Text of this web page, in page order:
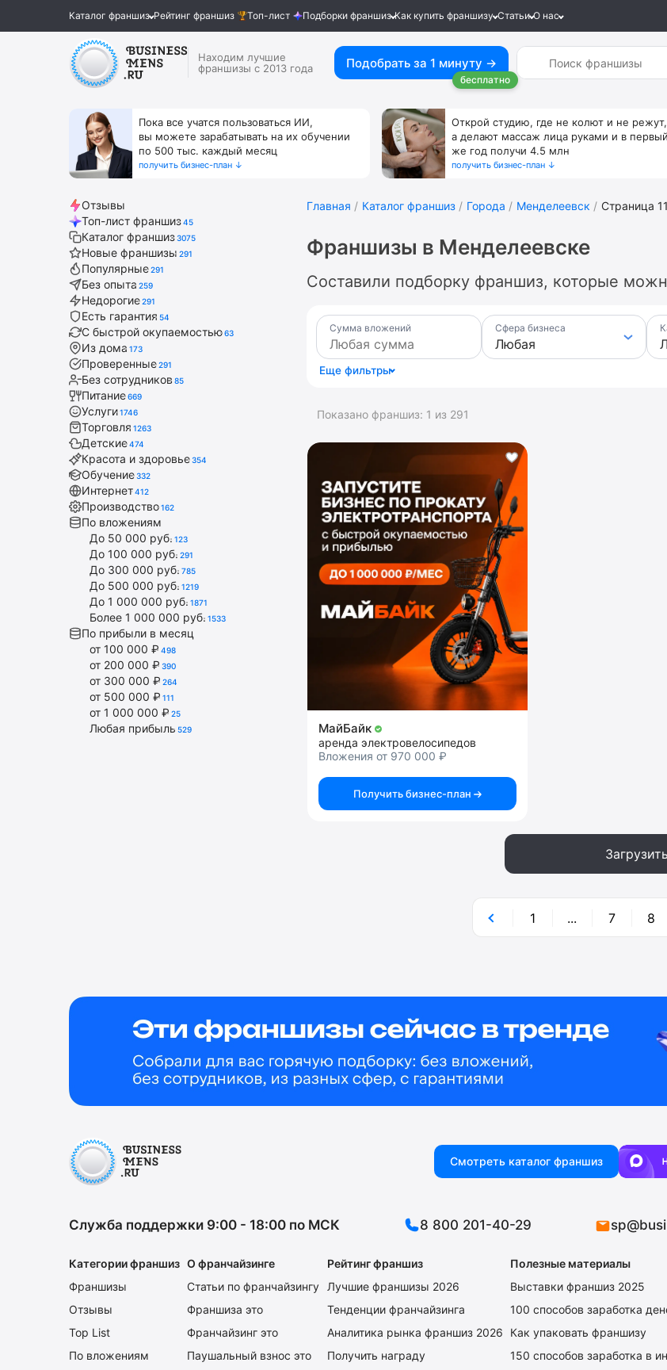
Каталог франшиз Рейтинг франшиз Топ-лист Подборки франшиз Как купить франшизу Статьи О нас
Находим лучшие
франшизы с 2013 года
Подобрать за 1 минуту →
бесплатно
Пока все учатся пользоваться ИИ,
вы можете зарабатывать на их обучении
по 500 тыс. каждый месяц
получить бизнес-план ↓
Открой студию, где не колют и не режут,
а делают массаж лица руками и в первый
же год получи 4.5 млн
получить бизнес-план ↓
Отзывы
Топ-лист франшиз45
Каталог франшиз3075
Новые франшизы 291
Популярные291
Без опыта 259
Недорогие291
Есть гарантия 54
С быстрой окупаемостью63
Из дома 173
Проверенные291
Без сотрудников 85
Питание669
Услуги1746
Торговля 1263
Детские474
Красота и здоровье354
Обучение332
Интернет412
Производство162
По вложениям
До 50 000 руб. 123
До 100 000 руб. 291
До 300 000 руб. 785
До 500 000 руб. 1219
До 1 000 000 руб. 1871
Более 1 000 000 руб. 1533
По прибыли в месяц
от 100 000 ₽ 498
от 200 000 ₽ 390
от 300 000 ₽ 264
от 500 000 ₽ 111
от 1 000 000 ₽ 25
Любая прибыль 529
Главная Каталог франшиз Города Менделеевск Страница 11
Франшизы в Менделеевске
Составили подборку франшиз, которые
Сумма вложений Сфера бизнеса
Еще фильтры
Показано франшиз: 1 из 291
МайБайк
аренда электровелосипедов
Вложения от 970 000 ₽
Получить бизнес-план
1 ... 7 8
Смотреть каталог франшиз
Служба поддержки 9:00 - 18:00 по МСК 8 800 201-40-29
Категории франшиз
Франшизы
Отзывы
Top List
По вложениям
О франчайзинге
Статьи по франчайзингу
Франшиза это
Франчайзинг это
Паушальный взнос это
Рейтинг франшиз
Лучшие франшизы 2026
Тенденции франчайзинга
Аналитика рынка франшиз 2026
Получить награду
Полезные материалы
Выставки франшиз 2025
100 способов заработка
Как упаковать франшизу
150 способов заработка в